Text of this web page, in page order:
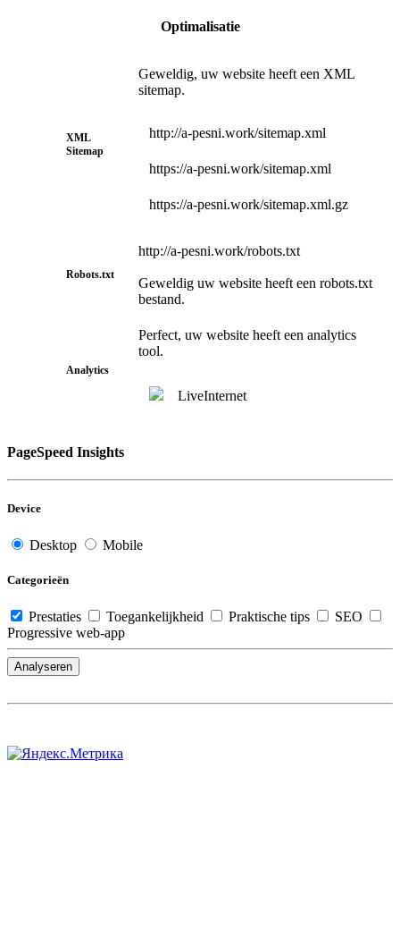
Optimalisatie
XML
Sitemap
Geweldig, uw website heeft een XML
sitemap.
http://a-pesni.work/sitemap.xml
https://a-pesni.work/sitemap.xml
https://a-pesni.work/sitemap.xml.gz
Robots.txt
http://a-pesni.work/robots.txt
Geweldig uw website heeft een robots.txt
bestand.
Analytics
Perfect, uw website heeft een analytics
tool.
LiveInternet
PageSpeed Insights
Device
Desktop Mobile
Categorieën
Prestaties Toegankelijkheid Praktische tips
SEO
Progressive web-app
Analyseren